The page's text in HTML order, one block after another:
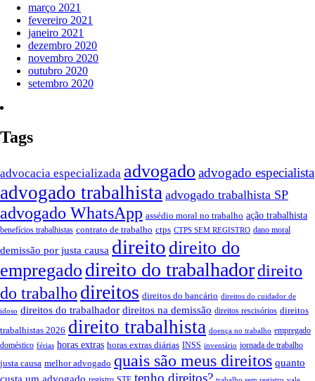
março 2021
fevereiro 2021
janeiro 2021
dezembro 2020
novembro 2020
outubro 2020
setembro 2020
Tags
advocacia especializada advogado advogado especialista
advogado trabalhista advogado trabalhista SP
advogado WhatsApp assédio moral no trabalho ação trabalhista
benefícios trabalhistas contrato de trabalho ctps CTPS SEM REGISTRO dano moral
demissão por justa causa direito direito do
empregado direito do trabalhadordireito
do trabalho direitos direitos do bancário direitos do cuidador de
idoso direitos do trabalhador direitos na demissão direitos rescisórios direitos
trabalhistas 2026 direito trabalhista doença no trabalho empregado
doméstico férias horas extras horas extras diárias INSS inventário jornada de trabalho
justa causa melhor advogado quais são meus direitos quanto
custa um advogado
tenho direitos?